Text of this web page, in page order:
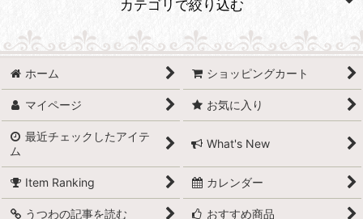
カテゴリで絞り込む
食器 (全商品)
スタイリッシュ
北欧風
ナチュラル
ホーム ショッピングカート
マイページ お気に入り
最近チェックしたアイテ
ム
What's New
Item Ranking カレンダー
うつわの記事を読む おすすめ商品